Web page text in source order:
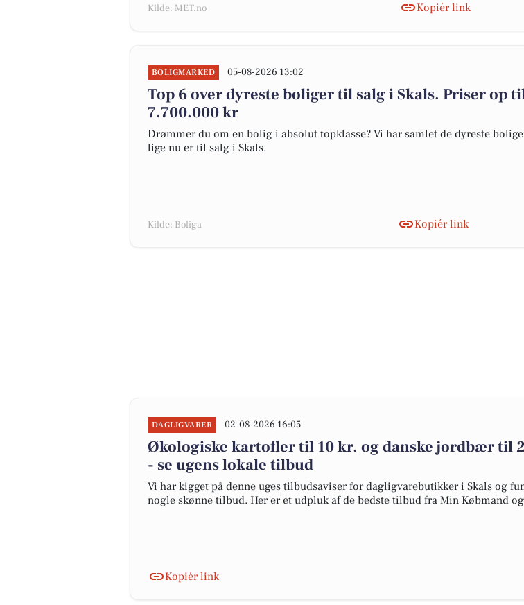
Kilde: MET.no Kopiér link
BOLIGMARKED 05-08-2026 13:02
Top 6 over dyreste boliger til salg i Skals. Priser op
7.700.000 kr
Drømmer du om en bolig i absolut topklasse? Vi har samlet de dyreste
lige nu er til salg i Skals.
Kilde: Boliga Kopiér link
DAGLIGVARER 02-08-2026 16:05
Økologiske kartofler til 10 kr. og danske jordbær til
- se ugens lokale tilbud
Vi har kigget på denne uges tilbudsaviser for dagligvarebutikker i Skals og
nogle skønne tilbud. Her er et udpluk af de bedste tilbud fra Min Købmand og
Kopiér link